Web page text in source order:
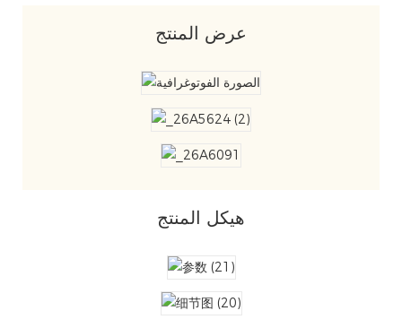
عرض المنتج
هيكل المنتج